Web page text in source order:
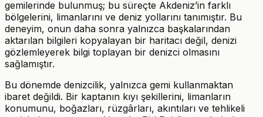
gemilerinde bulunmuş; bu süreçte Akdeniz’in farklı
bölgelerini, limanlarını ve deniz yollarını tanımıştır. Bu
deneyim, onun daha sonra yalnızca başkalarından
aktarılan bilgileri kopyalayan bir haritacı değil, denizi
gözlemleyerek bilgi toplayan bir denizci olmasını
sağlamıştır.
Bu dönemde denizcilik, yalnızca gemi kullanmaktan
ibaret değildi. Bir kaptanın kıyı şekillerini, limanların
konumunu, boğazları, rüzgârları, akıntıları ve tehlikeli